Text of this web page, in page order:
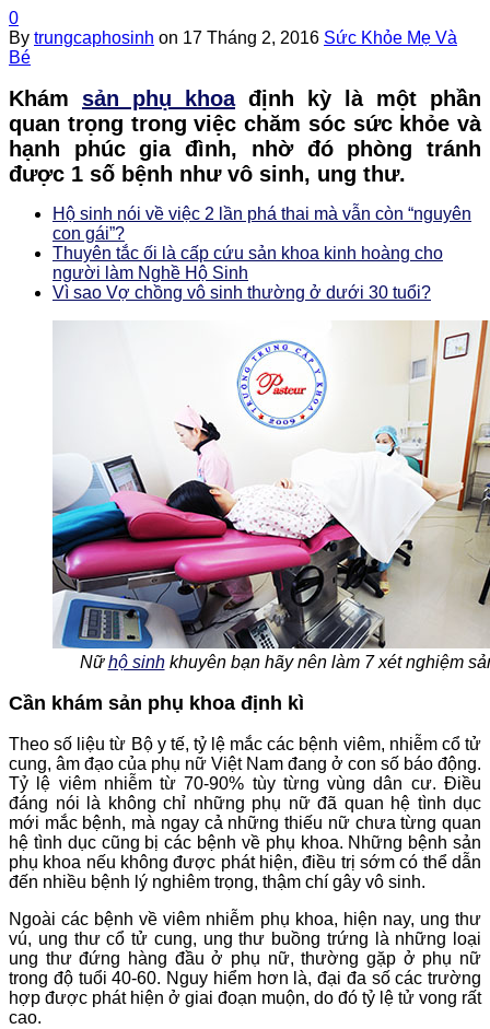
0
By trungcaphosinh on 17 Tháng 2, 2016 Sức Khỏe Mẹ Và
Bé
Khám sản phụ khoađịnh kỳ là một phần
quan trọng trong việc chăm sóc sức khỏe và
hạnh phúc gia đình, nhờ đó phòng tránh
được 1 số bệnh như vô sinh, ung thư.
Hộ sinh nói về việc 2 lần phá thai mà vẫn còn “nguyên
con gái”?
Thuyên tắc ối là cấp cứu sản khoa kinh hoàng cho
người làm Nghề Hộ Sinh
Vì sao Vợ chồng vô sinh thường ở dưới 30 tuổi?
Nữhộ sinhkhuyên bạn hãy nên làm 7 xét nghiệm
Cần khám sản phụ khoa định kì
Theo số liệu từ Bộ y tế, tỷ lệ mắc các bệnh viêm, nhiễm cổ tử
cung, âm đạo của phụ nữ Việt Nam đang ở con số báo động.
Tỷ lệ viêm nhiễm từ 70-90% tùy từng vùng dân cư. Điều
đáng nói là không chỉ những phụ nữ đã quan hệ tình dục
mới mắc bệnh, mà ngay cả những thiếu nữ chưa từng quan
hệ tình dục cũng bị các bệnh về phụ khoa. Những bệnh sản
phụ khoa nếu không được phát hiện, điều trị sớm có thể dẫn
đến nhiều bệnh lý nghiêm trọng, thậm chí gây vô sinh.
Ngoài các bệnh về viêm nhiễm phụ khoa, hiện nay, ung thư
vú, ung thư cổ tử cung, ung thư buồng trứng là những loại
ung thư đứng hàng đầu ở phụ nữ, thường gặp ở phụ nữ
trong độ tuổi 40-60. Nguy hiểm hơn là, đại đa số các trường
hợp được phát hiện ở giai đoạn muộn, do đó tỷ lệ tử vong rất
cao.